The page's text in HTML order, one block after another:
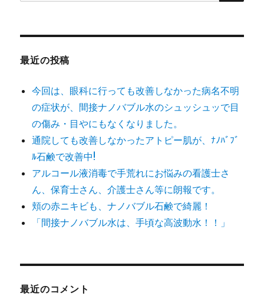
象:
最近の投稿
今回は、眼科に行っても改善しなかった病名不明
の症状が、間接ナノバブル水のシュッシュッで目
の傷み・目やにもなくなりました。
通院しても改善しなかったアトピー肌が、ﾅﾉﾊﾞﾌﾞ
ﾙ石鹸で改善中!
アルコール液消毒で手荒れにお悩みの看護士さ
ん、保育士さん、介護士さん等に朗報です。
頬の赤ニキビも、ナノバブル石鹸で綺麗！
「間接ナノバブル水は、手頃な高波動水！！」
最近のコメント